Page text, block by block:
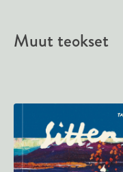
Muut teokset